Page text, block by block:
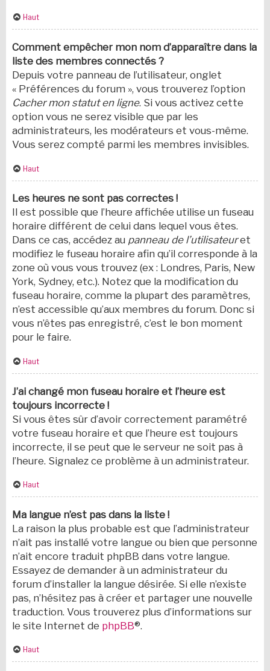
Haut
Comment empêcher mon nom d’apparaître dans la
liste des membres connectés ?
Depuis votre panneau de l’utilisateur, onglet
« Préférences du forum », vous trouverez l’option
Cacher mon statut en ligne. Si vous activez cette
option vous ne serez visible que par les
administrateurs, les modérateurs et vous-même.
Vous serez compté parmi les membres invisibles.
Haut
Les heures ne sont pas correctes !
Il est possible que l’heure affichée utilise un fuseau
horaire différent de celui dans lequel vous êtes.
Dans ce cas, accédez au panneau de l’utilisateuret
modifiez le fuseau horaire afin qu’il corresponde à la
zone où vous vous trouvez (ex : Londres, Paris, New
York, Sydney, etc.). Notez que la modification du
fuseau horaire, comme la plupart des paramètres,
n’est accessible qu’aux membres du forum. Donc si
vous n’êtes pas enregistré, c’est le bon moment
pour le faire.
Haut
J’ai changé mon fuseau horaire et l’heure est
toujours incorrecte !
Si vous êtes sûr d’avoir correctement paramétré
votre fuseau horaire et que l’heure est toujours
incorrecte, il se peut que le serveur ne soit pas à
l’heure. Signalez ce problème à un administrateur.
Haut
Ma langue n’est pas dans la liste !
La raison la plus probable est que l’administrateur
n’ait pas installé votre langue ou bien que personne
n’ait encore traduit phpBB dans votre langue.
Essayez de demander à un administrateur du
forum d’installer la langue désirée. Si elle n’existe
pas, n’hésitez pas à créer et partager une nouvelle
traduction. Vous trouverez plus d’informations sur
le site Internet de phpBB®.
Haut